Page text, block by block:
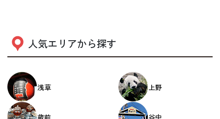
人気エリアから探す
浅草 上野
蔵前 谷中